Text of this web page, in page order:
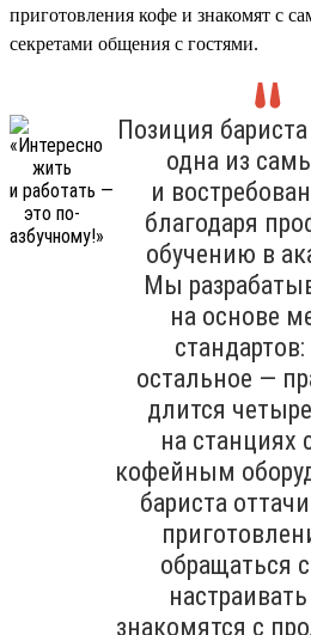
приготовления кофе и знакомят с
секретами общения с гостями.
Позиция
одна из
и
благодаря
обучению в
Мы
на основе
остальное —
длится
на станциях
кофейным
бариста
обращаться
знакомятся с